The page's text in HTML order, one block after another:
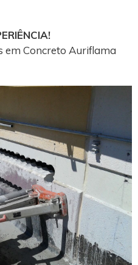
em Concreto Auriflama